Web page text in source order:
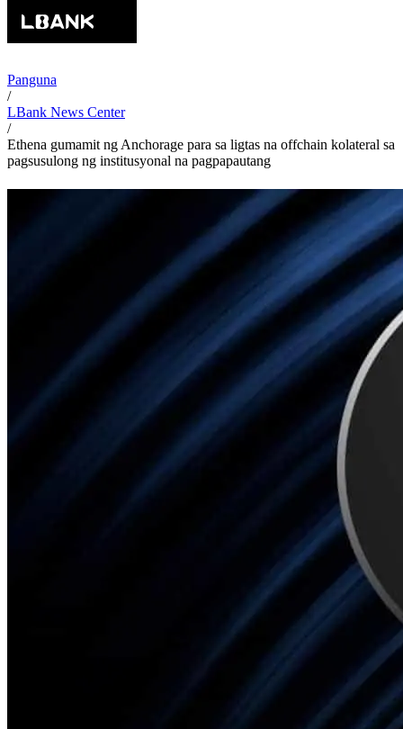
Panguna
/
LBank News Center
/
Ethena gumamit ng Anchorage para sa ligtas na offchain kolateral sa
pagsusulong ng institusyonal na pagpapautang